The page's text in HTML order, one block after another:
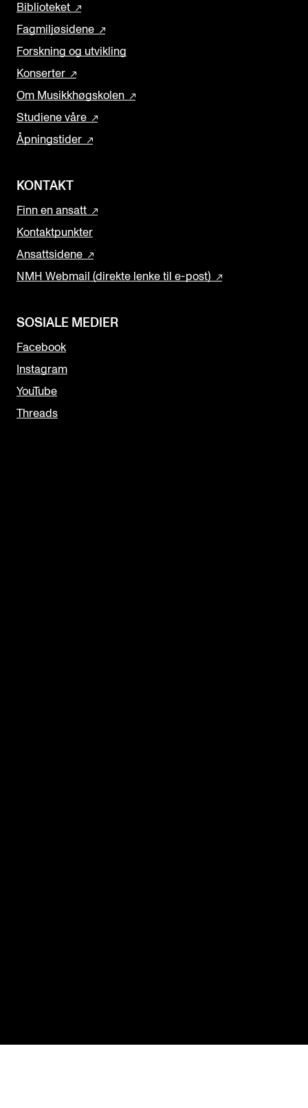
Biblioteket
Fagmiljøsidene
Forskning og utvikling
Konserter
Om Musikkhøgskolen
Studiene våre
Åpningstider
KONTAKT
Finn en ansatt
Kontaktpunkter
Ansattsidene
NMH Webmail (direkte lenke til e-post)
SOSIALE MEDIER
Facebook
Instagram
YouTube
Threads